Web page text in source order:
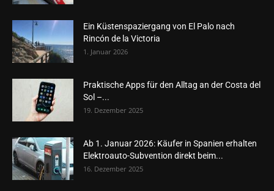
Ein Küstenspaziergang von El Palo nach
Rincón de la Victoria
1. Januar 2026
Praktische Apps für den Alltag an der Costa del
Sol –...
19. Dezember 2025
Ab 1. Januar 2026: Käufer in Spanien erhalten
Elektroauto-Subvention direkt beim...
16. Dezember 2025